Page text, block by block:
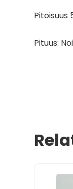
Pitoisuus
Pituus: